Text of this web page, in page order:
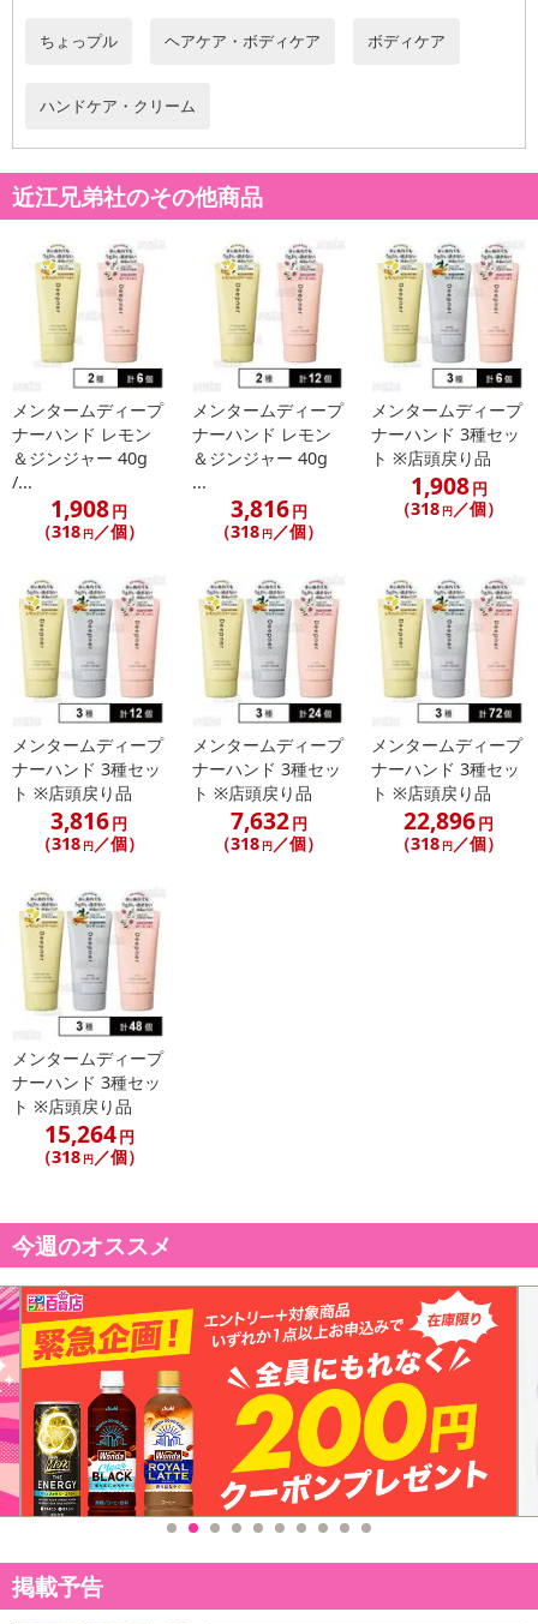
注意事項
※お申込み後のキャンセルはお受けできません。
記載されている内容を必ずご確認いただき、お届けする商品セット
にご納得いただきましたうえでお申し込みください。
※パッケージ変更や商品リニューアル(成分など含む)等により、参考
の掲載画像や画像内のバーコードなど、お届け商品と多少異なる場
合がございます。
また、[新たな加工食品の原料原産地表示制度]の経過措置期間の終
了により、商品詳細内に記載の原産国・原材料の表記が旧表記の場
合がございます。
あらかじめご了承いただいた上でお申込みください。なお、本理由
によるお申込み後のキャンセル・返品交換は対応いたしかねます。
【お支払いについて】
※送料はお試し費用に含まれております。
※d払い、PayPay、au PAY、au PAY(auかんたん決済)、ソフトバン
クまとめて支払い、楽天ペイ、メルペイ、AEON Pay、Amazon Pa
yでお支払いの場合、決済のため外部サイトへ遷移します。
※予約商品は決済手段ごとに定められた決済期限日にお支払いを完
了することがございます。ご了承いただいたうえでお申し込みくだ
さい。
発送日カレンダー
休業日
■
その他共通および商品カテゴリー別注意事項（※必ずご確認くだ
ちょっプル ヘアケア・ボディケア ボディケア
ハンドケア・クリーム
近江兄弟社のその他商品
メンタームディープ
ナーハンド レモン
＆ジンジャー 40g
/...
1,908円
（318 円／個）
メンタームディープ
ナーハンド レモン
＆ジンジャー 40g
...
3,816円
（318 円 ／個）
メンタームディープ
ナーハンド 3種セッ
ト ※店頭戻り品
1,908円
（318 円 ／個）
メンタームディープ
ナーハンド 3種セッ
ト ※店頭戻り品
3,816円
（318 円／個）
メンタームディープ
ナーハンド 3種セッ
ト ※店頭戻り品
7,632円
（318 円／個）
メンタームディープ
ナーハンド 3種セッ
ト ※店頭戻り品
22,896円
（318 円／個）
メンタームディープ
ナーハンド 3種セッ
ト ※店頭戻り品
15,264円
（318 円／個）
今週のオススメ
掲載予告